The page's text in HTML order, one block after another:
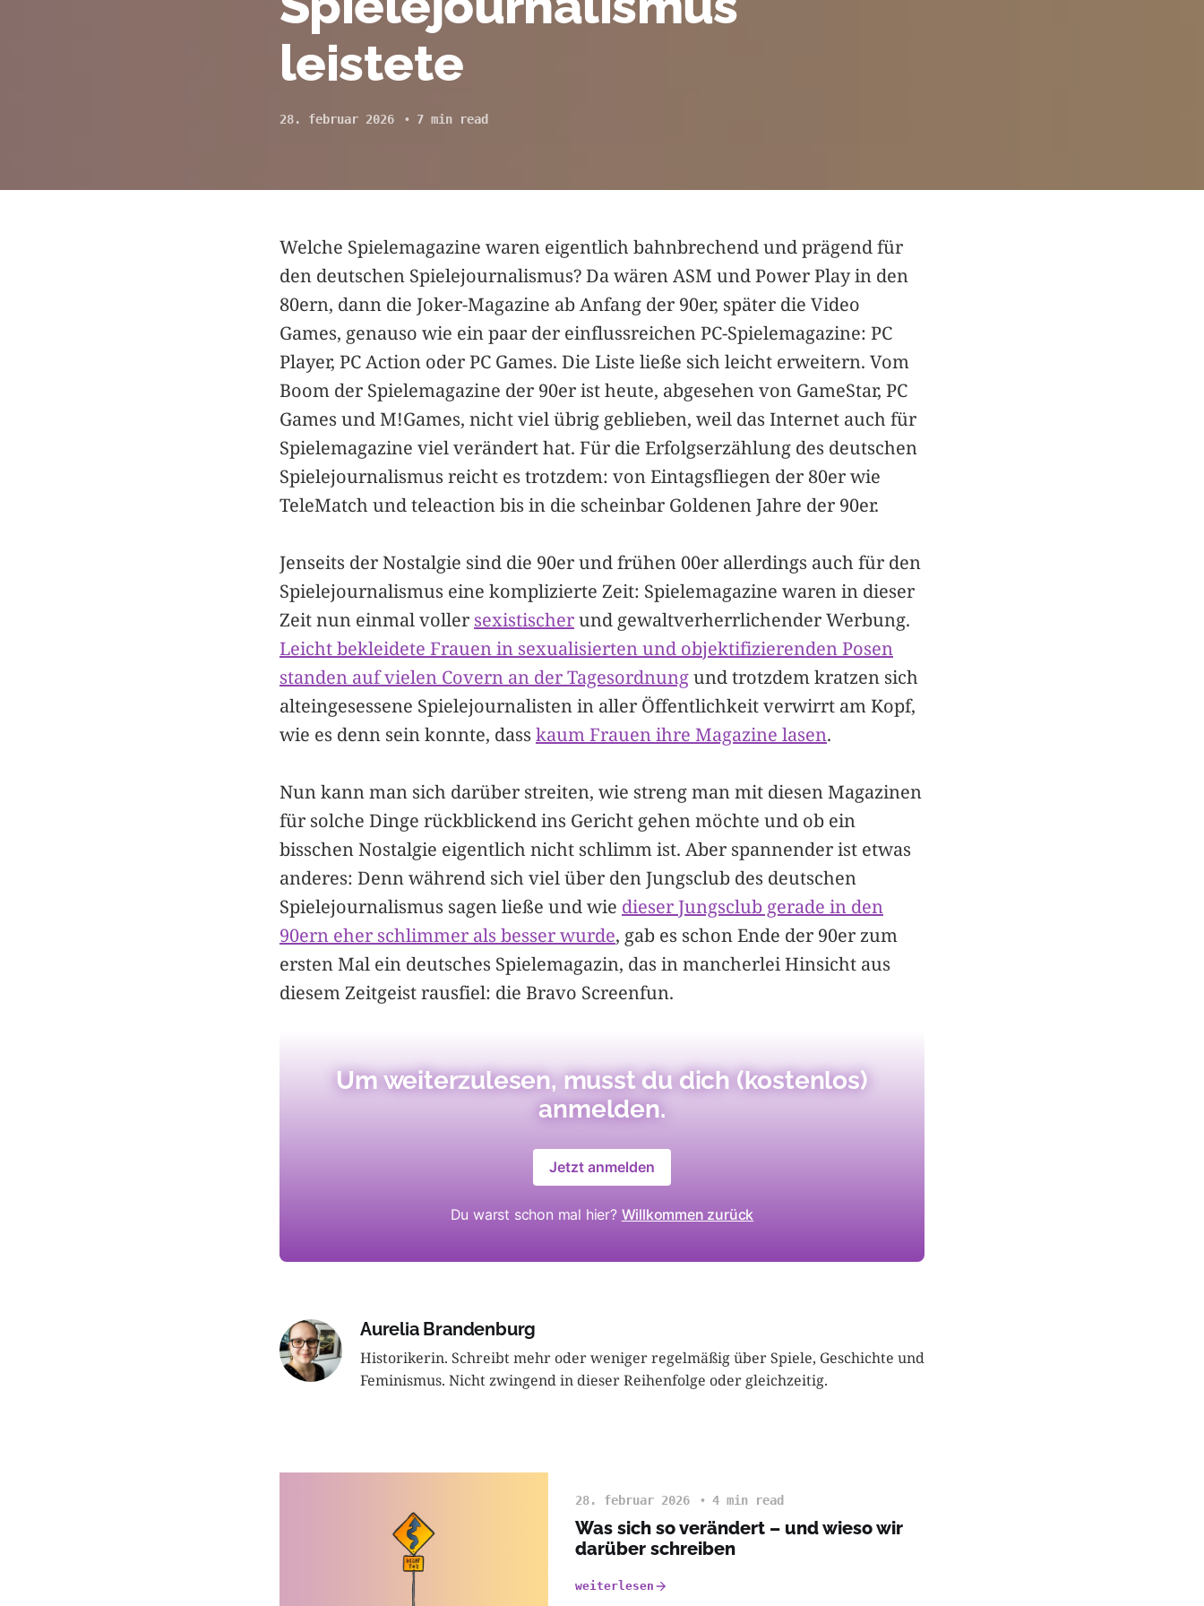
leistete
28. februar 2026 7 min read
Welche Spielemagazine waren eigentlich bahnbrechend und prägend für
den deutschen Spielejournalismus? Da wären ASM und Power Play in den
80ern, dann die Joker-Magazine ab Anfang der 90er, später die Video
Games, genauso wie ein paar der einflussreichen PC-Spielemagazine: PC
Player, PC Action oder PC Games. Die Liste ließe sich leicht erweitern. Vom
Boom der Spielemagazine der 90er ist heute, abgesehen von GameStar, PC
Games und M!Games, nicht viel übrig geblieben, weil das Internet auch für
Spielemagazine viel verändert hat. Für die Erfolgserzählung des deutschen
Spielejournalismus reicht es trotzdem: von Eintagsfliegen der 80er wie
TeleMatch und teleaction bis in die scheinbar Goldenen Jahre der 90er.
Jenseits der Nostalgie sind die 90er und frühen 00er allerdings auch für den
Spielejournalismus eine komplizierte Zeit: Spielemagazine waren in dieser
Zeit nun einmal voller sexistischerund gewaltverherrlichender Werbung.
Leicht bekleidete Frauen in sexualisierten und objektifizierenden Posen
standen auf vielen Covern an der Tagesordnungund trotzdem kratzen sich
alteingesessene Spielejournalisten in aller Öffentlichkeit verwirrt am Kopf,
wie es denn sein konnte, dass kaum Frauen ihre Magazine lasen.
Nun kann man sich darüber streiten, wie streng man mit diesen Magazinen
für solche Dinge rückblickend ins Gericht gehen möchte und ob ein
bisschen Nostalgie eigentlich nicht schlimm ist. Aber spannender ist etwas
anderes: Denn während sich viel über den Jungsclub des deutschen
Spielejournalismus sagen ließe und wie dieser Jungsclub gerade in den
90ern eher schlimmer als besser wurde, gab es schon Ende der 90er zum
ersten Mal ein deutsches Spielemagazin, das in mancherlei Hinsicht aus
diesem Zeitgeist rausfiel: die Bravo Screenfun.
Um weiterzulesen, musst du dich (kostenlos)
anmelden.
Jetzt anmelden
Du warst schon mal hier? Willkommen zurück
Aurelia Brandenburg
Historikerin. Schreibt mehr oder weniger regelmäßig über Spiele, Geschichte und
Feminismus. Nicht zwingend in dieser Reihenfolge oder gleichzeitig.
28. februar 2026 4 min read
Was sich so verändert – und wieso wir
darüber schreiben
weiterlesen